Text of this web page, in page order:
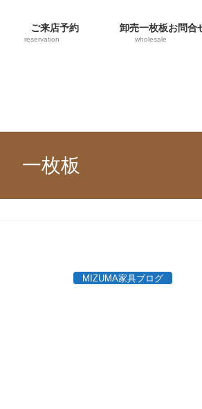
ご来店予約
reservation
卸売一枚板お問合
wholesale
一枚板
MIZUMA家具ブログ